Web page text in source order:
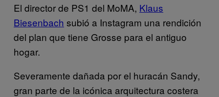
El director de PS1 del MoMA, Klaus
Biesenbach subió a Instagram una rendición
del plan que tiene Grosse para el antiguo
hogar.
Severamente dañada por el huracán Sandy,
gran parte de la icónica arquitectura costera